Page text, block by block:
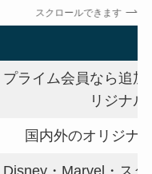
スクロールできます
プライム会員なら追
リジナ
国内外のオリジナ